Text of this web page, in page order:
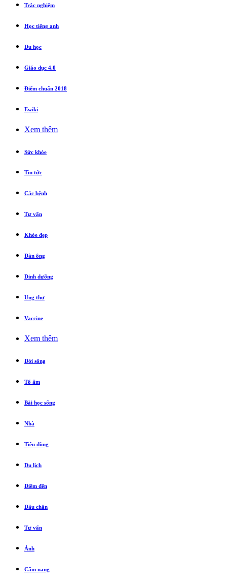
Trắc nghiệm
Học tiếng anh
Du học
Giáo dục 4.0
Điểm chuẩn 2018
Ewiki
Xem thêm
Sức khỏe
Tin tức
Các bệnh
Tư vấn
Khỏe đẹp
Đàn ông
Dinh dưỡng
Ung thư
Vaccine
Xem thêm
Đời sống
Tổ ấm
Bài học sống
Nhà
Tiêu dùng
Du lịch
Điểm đến
Dấu chân
Tư vấn
Ảnh
Cẩm nang